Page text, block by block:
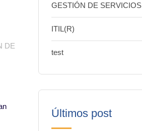
DE
GESTIÓN DE SERVICIOS
ITIL(R)
test
Últimos post